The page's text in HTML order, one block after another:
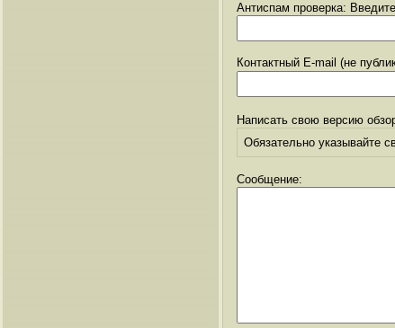
Антиспам проверка:
Контактный E-mail (не
Написать свою версию
Обязательно указывайте
Сообщение: